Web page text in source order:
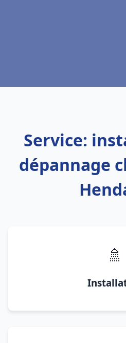
Service:
dépannage
🚿